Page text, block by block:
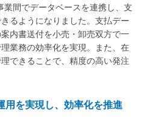
業間でデータベースを連携し、支
るようになりました。支払デー
内書送付を小売・卸売双方で一
業務の効率化を実現。また、在
できることで、精度の高い発注
用を実現し、効率化を推進